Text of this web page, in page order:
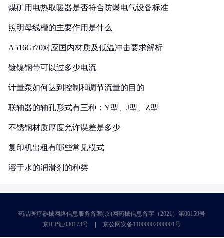
煤矿用电热取暖器是否符合防爆电气设备标准
照明母线槽的主要作用是什么
A516Gr70对应国内材质及低温冲击要求解析
镀镍钢带可以过多少电流
计量泵如何达到控制和调节流量的目的
联轴器的轴孔形式有三种：Y型、J型、Z型
不锈钢材质厚度允许误差是多少
复印机出租有哪些常见模式
溶于水的润滑剂的种类
药品医疗器械网络信息服务备案(京)网药械信息备字（2021）第00159号
京ICP证030173号
京公网安备11000002000001号